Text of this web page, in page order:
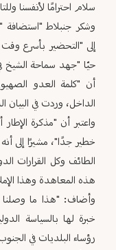
سلام احترامًا لأنفسنا
وشكر جنبلاط "استضافة
إلى "التحضير بأسرع وقت
حيّا "جهد سماحة الشيخ في
أن "كلمة العدو
الداخل، وردت في البيان
واعتبر أن "مذكرة
الطائف وكل القرارات
هذه المعاهدة وهذا
وأضاف: "هذا ما وصلنا
خبرة لها بالسياسة
رؤساء البلديات في